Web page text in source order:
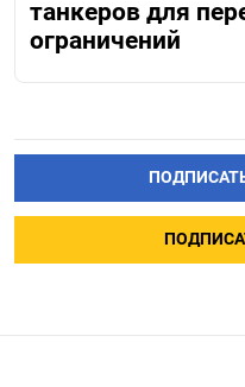
танкеров для
ограничений